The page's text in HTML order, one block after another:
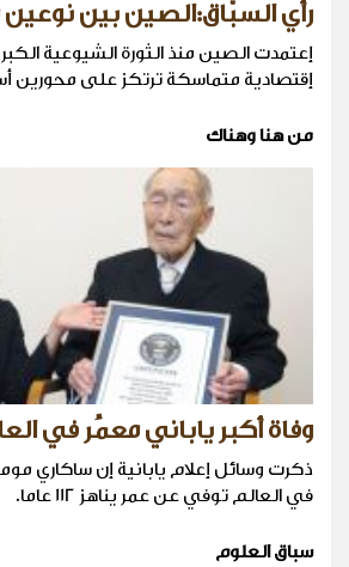
رأي السبّاق:الصين بين نوعين
إعتمدت الصين منذ الثورة الشيوعية
إقتصادية متماسكة ترتكز على محورين
من هنا وهناك
وفاة أكبر ياباني معمِّر في
ذكرت وسائل إعلام يابانية إن ساكاري
في العالم توفي عن عمر يناهز 112 عاما.
سباق العلوم